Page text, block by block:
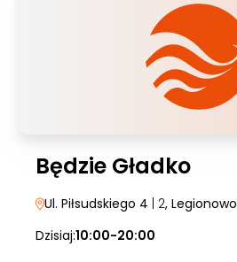
Będzie Gładko
Ul. Piłsudskiego 4 | 2, Legionowo
Dzisiaj:10:00-20:00